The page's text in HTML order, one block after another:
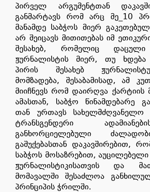
პირველ არგუმენტთან
განმარტავს რომ არც მე_10
მანამდე საბჭოს მიერ
არ შეიცავს მითითებას იმ
შესახებ, რომელიც
ჟურნალისტის მიერ, თუ ხდება
პირის შესახებ
მომზადება, შესაბამისად, ამ
მიიჩნევს რომ დაირღვა ქარტიის
ამასთან, საბჭო წინამდებარე
თან ურთავს სახელმძღვანელო
ტრანსგენდერი
განხორციელებული
გაშუქებასთან დაკავშირებით,
საბჭოს მოსაზრებით, აუცილებელი
ჟურნალისტიკისათვის და
მომავალში შესაძლოა
პრინციპის ჭრილში.